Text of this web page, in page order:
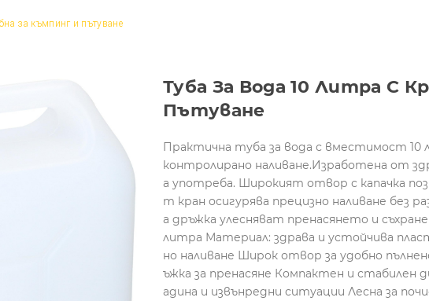
за къмпинг и пътуване
Туба За Вода 10 Литра С
Пътуване
Практична туба за вода с вместимост 10
контролирано наливане.Изработена от
а употреба. Широкият отвор с капачка
т кран осигурява прецизно наливане без
а дръжка улесняват пренасянето и
литра Материал: здрава и устойчива
но наливане Широк отвор за удобно
ъжка за пренасяне Компактен и стабилен
адина и извънредни ситуации Лесна за